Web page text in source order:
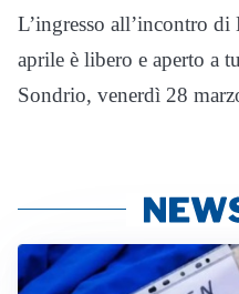
L’ingresso all’incontro
aprile è libero e aperto a
Sondrio, venerdì 28